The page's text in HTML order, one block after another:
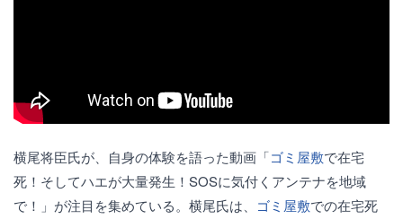
横尾将臣氏が、自身の体験を語った動画「ゴミ屋敷で在宅
死！そしてハエが大量発生！SOSに気付くアンテナを地域
で！」が注目を集めている。横尾氏は、 ゴミ屋敷での在宅死